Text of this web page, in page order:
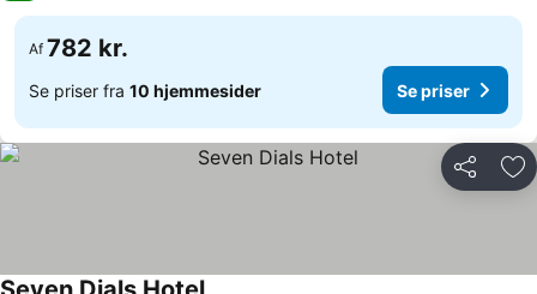
Af 782 kr.
Se priser fra 10 hjemmesider Se priser
Del